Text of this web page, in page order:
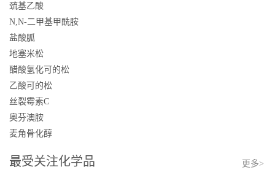
巯基乙酸
N,N-二甲基甲酰胺
盐酸胍
地塞米松
醋酸氢化可的松
乙酸可的松
丝裂霉素C
奥芬澳胺
麦角骨化醇
最受关注化学品 更多>